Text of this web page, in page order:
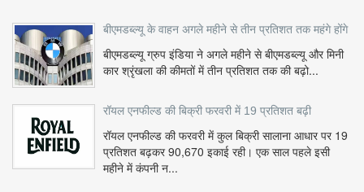
बीएमडब्ल्यू के वाहन अगले महीने से तीन प्रतिशत तक महंगे होंगे
बीएमडब्ल्यू ग्रुप इंडिया ने अगले महीने से बीएमडब्ल्यू और मिनी
कार श्रृंखला की कीमतों में तीन प्रतिशत तक की बढ़ो...
रॉयल एनफील्ड की बिक्री फरवरी में 19 प्रतिशत बढ़ी
रॉयल एनफील्ड की फरवरी में कुल बिक्री सालाना आधार पर 19
प्रतिशत बढ़कर 90,670 इकाई रही। एक साल पहले इसी
महीने में कंपनी न...